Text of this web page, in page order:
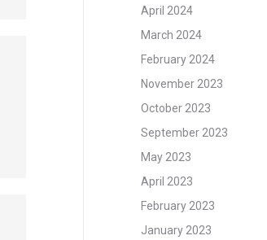
April 2024
March 2024
February 2024
November 2023
October 2023
September 2023
May 2023
April 2023
February 2023
January 2023